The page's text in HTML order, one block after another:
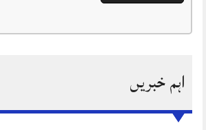
اہم خبریں